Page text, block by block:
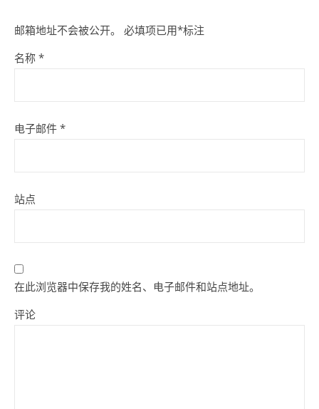
邮箱地址不会被公开。 必填项已用*标注
名称 *
电子邮件 *
站点
在此浏览器中保存我的姓名、电子邮件和站点地址。
评论